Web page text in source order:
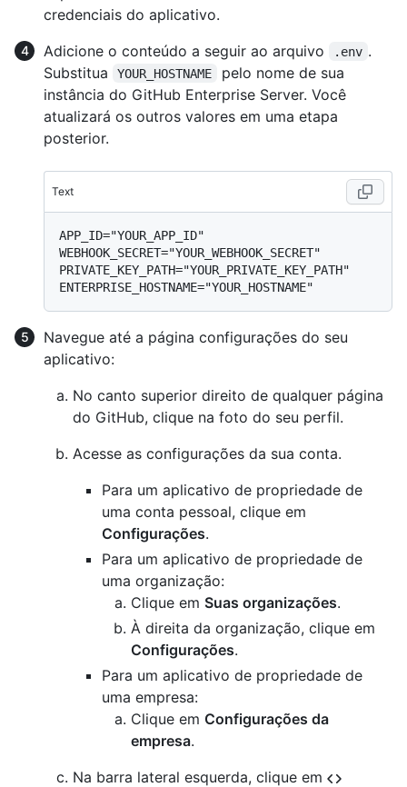
credenciais do aplicativo.
Adicione o conteúdo a seguir ao arquivo
.env .
Substitua
YOUR_HOSTNAME
pelo nome de sua
instância do GitHub Enterprise Server. Você
atualizará os outros valores em uma etapa
posterior.
Text
APP_ID="YOUR_APP_ID"
WEBHOOK_SECRET="YOUR_WEBHOOK_SECRET"
PRIVATE_KEY_PATH="YOUR_PRIVATE_KEY_PATH"
Navegue até a página configurações do seu
aplicativo:
No canto superior direito de qualquer página
do GitHub, clique na foto do seu perfil.
Acesse as configurações da sua conta.
Para um aplicativo de propriedade de
uma conta pessoal, clique em
Configurações.
Para um aplicativo de propriedade de
uma organização:
Clique em Suas organizações.
À direita da organização, clique em
Configurações.
Para um aplicativo de propriedade de
uma empresa:
Clique em Configurações da
empresa.
Na barra lateral esquerda, clique em